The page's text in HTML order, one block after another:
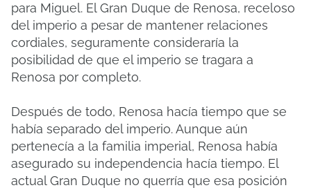
para Miguel. El Gran Duque de Renosa, receloso
del imperio a pesar de mantener relaciones
cordiales, seguramente consideraría la
posibilidad de que el imperio se tragara a
Renosa por completo.
Después de todo, Renosa hacía tiempo que se
había separado del imperio. Aunque aún
pertenecía a la familia imperial, Renosa había
asegurado su independencia hacía tiempo. El
actual Gran Duque no querría que esa posición